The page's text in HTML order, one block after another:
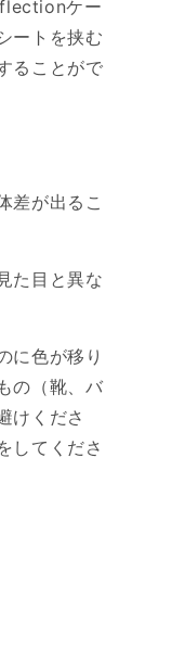
ケー
ートを挟む
ることがで
差が出るこ
た目と異な
に色が移り
の（靴、バ
けくださ
してくださ